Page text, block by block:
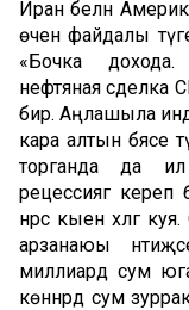
Иран белән
өчен файдалы
«Бочка
нефтяная сделка
бирә. Аңлашыла
кара алтын бәясе
торганда да
рецессиягә
нәрсә кыен хәлгә
арзанаюы
миллиард сум
көннәрдә сум